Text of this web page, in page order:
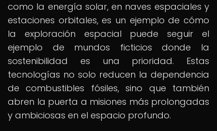
como la energía solar, en naves espaciales y
estaciones orbitales, es un ejemplo de cómo
la exploración espacial puede seguir el
ejemplo de mundos ficticios donde la
sostenibilidad es una prioridad. Estas
tecnologías no solo reducen la dependencia
de combustibles fósiles, sino que también
abren la puerta a misiones más prolongadas
y ambiciosas en el espacio profundo.